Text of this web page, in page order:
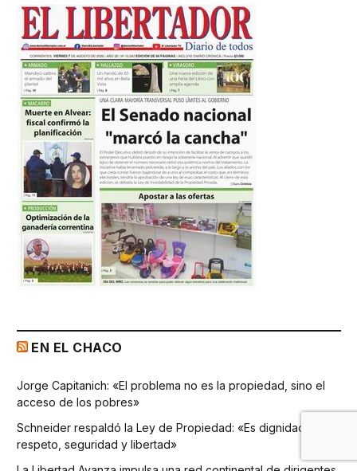
EN EL CHACO
Jorge Capitanich: «El problema no es la propiedad, sino el
acceso de los pobres»
Schneider respaldó la Ley de Propiedad: «Es dignidad,
respeto, seguridad y libertad»